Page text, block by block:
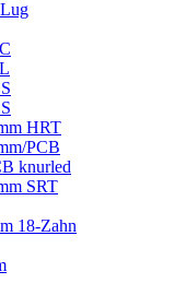
HRT
PCB
knurled
SRT
18-Zahn